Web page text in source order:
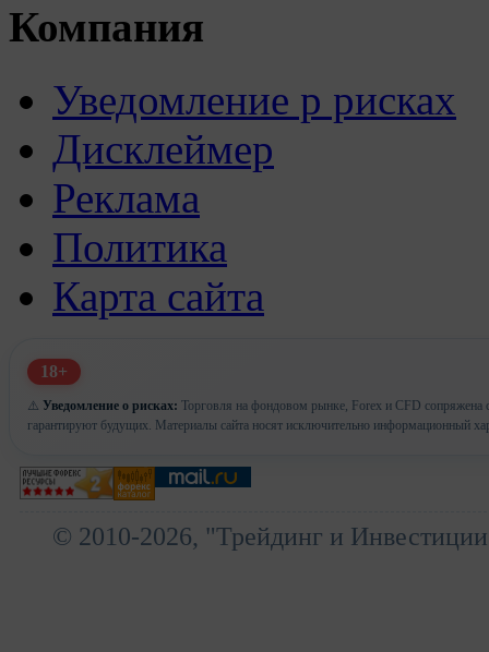
Компания
Уведомление р рисках
Дисклеймер
Реклама
Политика
Карта сайта
18+
⚠️ Уведомление о рисках: Торговля на фондовом рынке, Forex и CFD сопряжена
гарантируют будущих. Материалы сайта носят исключительно информационный
© 2010-2026, "Трейдинг и